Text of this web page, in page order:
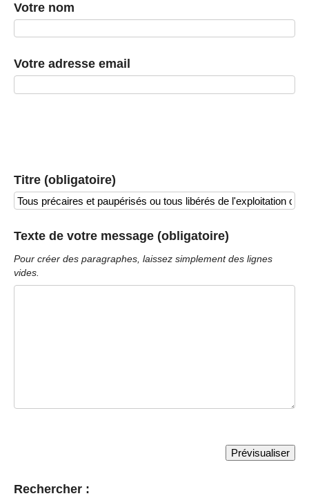
Votre nom
Votre adresse email
Titre (obligatoire)
Texte de votre message (obligatoire)
Pour créer des paragraphes, laissez simplement des lignes
vides.
Rechercher :